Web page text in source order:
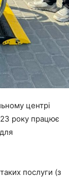
центрі
року працює
послуги (з